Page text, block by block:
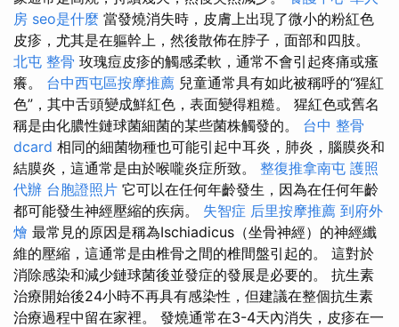
房 seo是什麼 當發燒消失時，皮膚上出現了微小的粉紅色
皮疹，尤其是在軀幹上，然後散佈在脖子，面部和四肢。
北屯 整骨 玫瑰痘皮疹的觸感柔軟，通常不會引起疼痛或瘙
癢。 台中西屯區按摩推薦 兒童通常具有如此被稱呼的“猩紅
色”，其中舌頭變成鮮紅色，表面變得粗糙。 猩紅色或舊名
稱是由化膿性鏈球菌細菌的某些菌株觸發的。 台中 整骨
dcard 相同的細菌物種也可能引起中耳炎，肺炎，腦膜炎和
結膜炎，這通常是由於喉嚨炎症所致。 整復推拿南屯 護照
代辦 台胞證照片 它可以在任何年齡發生，因為在任何年齡
都可能發生神經壓縮的疾病。 失智症 后里按摩推薦 到府外
燴 最常見的原因是稱為Ischiadicus（坐骨神經）的神經纖
維的壓縮，這通常是由椎骨之間的椎間盤引起的。 這對於
消除感染和減少鏈球菌後並發症的發展是必要的。 抗生素
治療開始後24小時不再具有感染性，但建議在整個抗生素
治療過程中留在家裡。 發燒通常在3-4天內消失，皮疹在一